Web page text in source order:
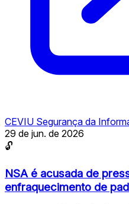
CEVIU Segurança da
29 de jun. de 2026
🔓
NSA é acusada de
enfraquecimento de